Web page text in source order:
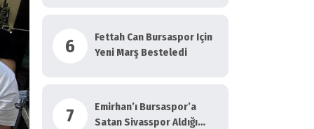
6
Fettah Can Bursaspor Için
Yeni Marş Besteledi
7
Emirhan’ı Bursaspor’a
Satan Sivasspor Aldığı